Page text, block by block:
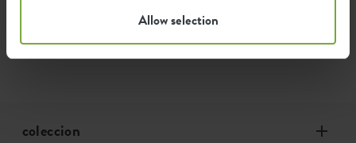
Allow selection
tu casa en un hogar verde!
coleccion